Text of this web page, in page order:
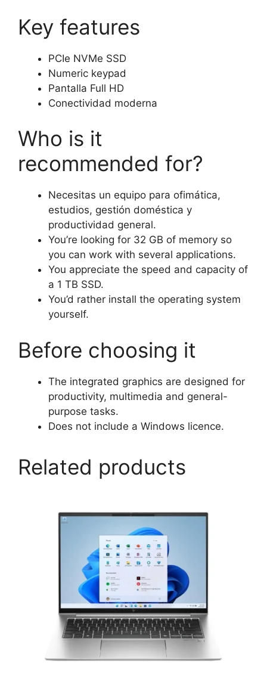
Key features
PCIe NVMe SSD
Numeric keypad
Pantalla Full HD
Conectividad moderna
Who is it
recommended for?
Necesitas un equipo para ofimática,
estudios, gestión doméstica y
productividad general.
You’re looking for 32 GB of memory so
you can work with several applications.
You appreciate the speed and capacity of
a 1 TB SSD.
You’d rather install the operating system
yourself.
Before choosing it
The integrated graphics are designed for
productivity, multimedia and general-
purpose tasks.
Does not include a Windows licence.
Related products